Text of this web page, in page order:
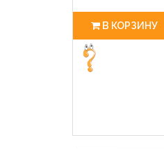
В КОРЗИНУ